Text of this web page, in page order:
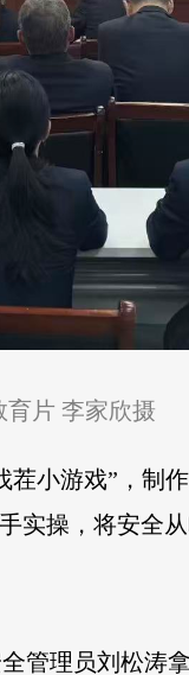
片 李家欣摄
小游戏”，制
操，将安全
管理员刘松涛